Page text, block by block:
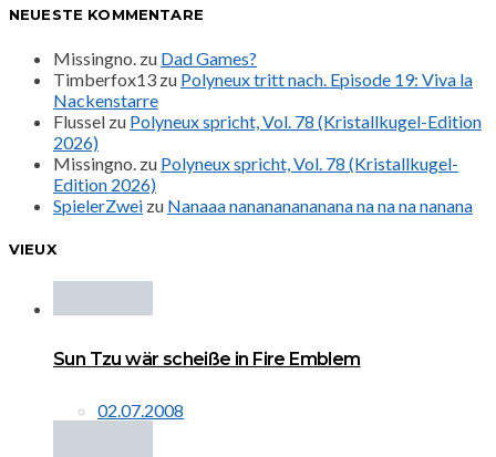
NEUESTE KOMMENTARE
Missingno. zu Dad Games?
Timberfox13 zu Polyneux tritt nach. Episode 19: Viva la
Nackenstarre
Flussel zu Polyneux spricht, Vol. 78 (Kristallkugel-Edition
2026)
Missingno. zu Polyneux spricht, Vol. 78 (Kristallkugel-
Edition 2026)
SpielerZwei zu Nanaaa nanananananana na na na nanana
VIEUX
Sun Tzu wär scheiße in Fire Emblem
02.07.2008